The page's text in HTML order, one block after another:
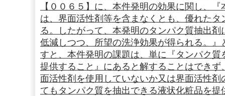
【００６５】に、本件発明の効果に関し、
は、界面活性剤等を含まなくとも、優れた
る。したがって、本発明のタンパク質抽出
低減しつつ、所望の洗浄効果が得られる。
すと、本件発明の課題は、単に『タンパク
提供すること』にあると解することはでき
面活性剤を使用していないか又は界面活性
てもタンパク質を抽出できる液状化粧品を